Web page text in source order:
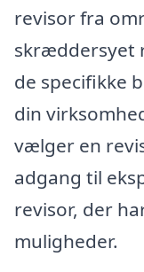
revisor fra
skræddersyet
de specifikke
din
vælger en
adgang til
revisor, der
muligheder.